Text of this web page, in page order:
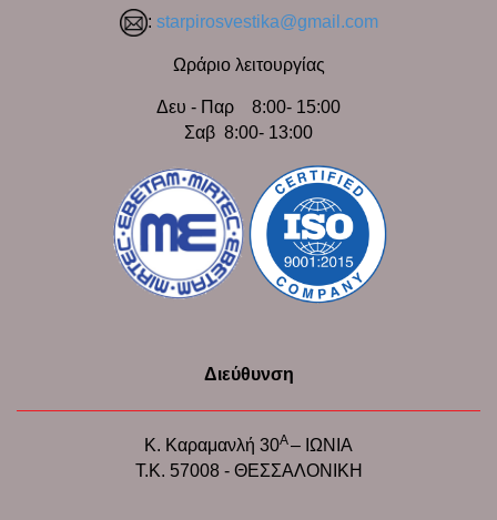
: starpirosvestika@gmail.com
Ωράριο λειτουργίας
Δευ - Παρ 8:00- 15:00
Σαβ 8:00- 13:00
Διεύθυνση
Κ. Καραμανλή 30Α– ΙΩΝΙΑ
Τ.Κ. 57008 - ΘΕΣΣΑΛΟΝΙΚΗ